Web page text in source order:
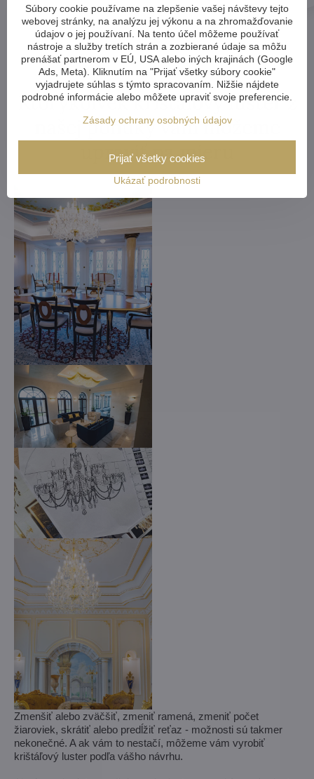
Ktorýkoľvek krištáľový luster z
našej ponuky vám môžeme
upraviť na mieru
Zmenšiť alebo zväčšiť, zmeniť ramená, zmeniť počet
žiaroviek, skrátiť alebo predĺžiť reťaz - možnosti sú takmer
nekonečné. A ak vám to nestačí, môžeme vám vyrobiť
krištáľový luster podľa vášho návrhu.
Súbory cookie používame na zlepšenie vašej návštevy tejto
webovej stránky, na analýzu jej výkonu a na zhromažďovanie
údajov o jej používaní. Na tento účel môžeme používať
nástroje a služby tretích strán a zozbierané údaje sa môžu
prenášať partnerom v EÚ, USA alebo iných krajinách (Google
Ads, Meta). Kliknutím na "Prijať všetky súbory cookie"
vyjadrujete súhlas s týmto spracovaním. Nižšie nájdete
podrobné informácie alebo môžete upraviť svoje preferencie.
Zásady ochrany osobných údajov
Ukázať podrobnosti
Prijať všetky cookies